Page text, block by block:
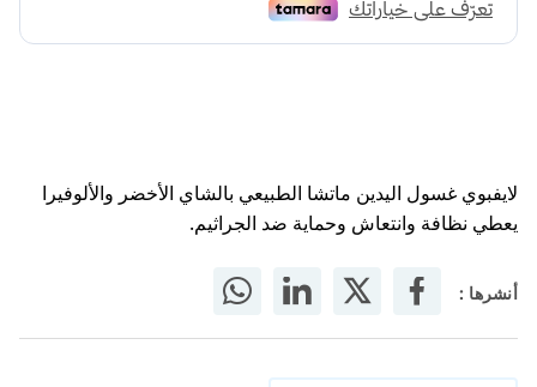
لايفبوي غسول اليدين ماتشا الطبيعي بالشاي الأخضر والألوفيرا
يعطي نظافة وانتعاش وحماية ضد الجراثيم.
أنشرها :